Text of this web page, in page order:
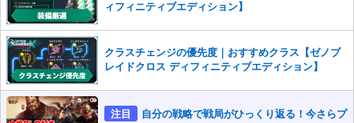
ィフィニティブエディション】
クラスチェンジの優先度｜おすすめクラス【ゼノブ
レイドクロス ディフィニティブエディション】
注目
自分の戦略で戦局がひっくり返る！今さらプ